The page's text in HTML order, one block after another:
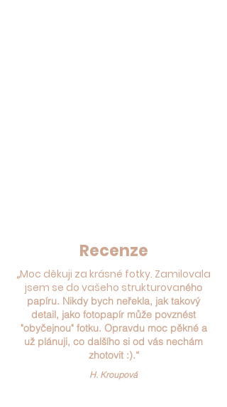
Recenze
„Moc děkuji za krásné fotky. Zamilovala
jsem se do vašeho strukturovaného
papíru. Nikdy bych neřekla, jak takový
detail, jako fotopapír může povznést
"obyčejnou" fotku. Opravdu moc pěkné a
už plánuji, co dalšího si od vás nechám
zhotovit :).“
H. Kroupová